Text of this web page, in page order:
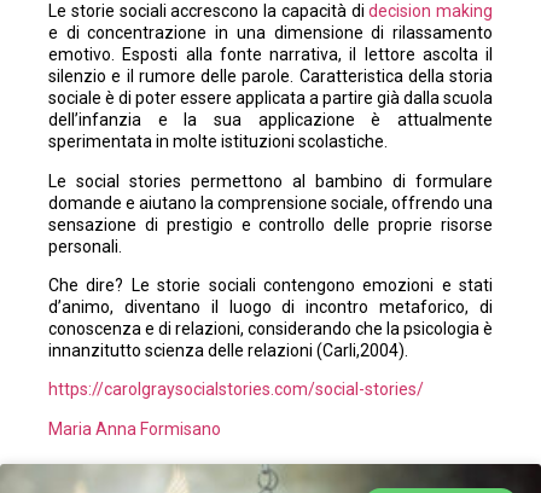
Le storie sociali accrescono la capacità didecision making
e di concentrazione in una dimensione di rilassamento
emotivo. Esposti alla fonte narrativa, il lettore ascolta il
silenzio e il rumore delle parole. Caratteristica della storia
sociale è di poter essere applicata a partire già dalla scuola
dell’infanzia e la sua applicazione è attualmente
sperimentata in molte istituzioni scolastiche.
Le social stories permettono al bambino di formulare
domande e aiutano la comprensione sociale, offrendo una
sensazione di prestigio e controllo delle proprie risorse
personali.
Che dire? Le storie sociali contengono emozioni e stati
d’animo, diventano il luogo di incontro metaforico, di
conoscenza e di relazioni, considerando che la psicologia è
innanzitutto scienza delle relazioni (Carli,2004).
https://carolgraysocialstories.com/social-stories/
Maria Anna Formisano